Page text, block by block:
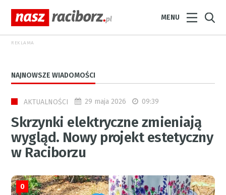
MENU
REKLAMA
NAJNOWSZE WIADOMOŚCI
AKTUALNOŚCI 29 maja 2026 09:39
Skrzynki elektryczne zmieniają
wygląd. Nowy projekt estetyczny
w Raciborzu
0